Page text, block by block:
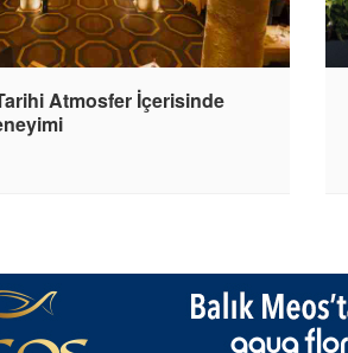
Atmosfer İçerisinde